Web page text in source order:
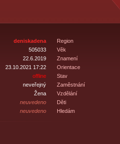
deniskadena
505033
22.6.2019
23.10.2021 17:22
offline
neveřejný
Žena
neuvedeno
neuvedeno
Region
Věk
Znamení
Orientace
Stav
Zaměstnání
Vzdělání
Děti
Hledám